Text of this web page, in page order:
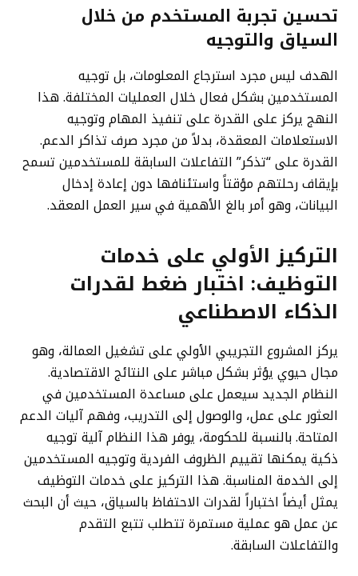
تحسين تجربة المستخدم من خلال
السياق والتوجيه
الهدف ليس مجرد استرجاع المعلومات، بل توجيه
المستخدمين بشكل فعال خلال العمليات المختلفة. هذا
النهج يركز على القدرة على تنفيذ المهام وتوجيه
الاستعلامات المعقدة، بدلاً من مجرد صرف تذاكر الدعم.
القدرة على “تذكر” التفاعلات السابقة للمستخدمين تسمح
بإيقاف رحلتهم مؤقتاً واستئنافها دون إعادة إدخال
البيانات، وهو أمر بالغ الأهمية في سير العمل المعقد.
التركيز الأولي على خدمات
التوظيف: اختبار ضغط لقدرات
الذكاء الاصطناعي
يركز المشروع التجريبي الأولي على تشغيل العمالة، وهو
مجال حيوي يؤثر بشكل مباشر على النتائج الاقتصادية.
النظام الجديد سيعمل على مساعدة المستخدمين في
العثور على عمل، والوصول إلى التدريب، وفهم آليات الدعم
المتاحة. بالنسبة للحكومة، يوفر هذا النظام آلية توجيه
ذكية يمكنها تقييم الظروف الفردية وتوجيه المستخدمين
إلى الخدمة المناسبة. هذا التركيز على خدمات التوظيف
يمثل أيضاً اختباراً لقدرات الاحتفاظ بالسياق، حيث أن البحث
عن عمل هو عملية مستمرة تتطلب تتبع التقدم
والتفاعلات السابقة.